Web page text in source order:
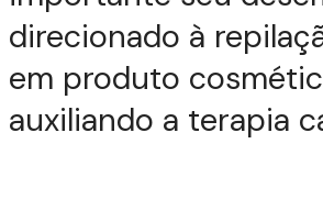
direcionado à
em produto
auxiliando a terapia